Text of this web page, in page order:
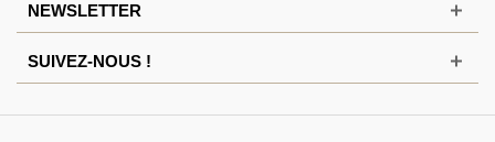
NEWSLETTER
SUIVEZ-NOUS !